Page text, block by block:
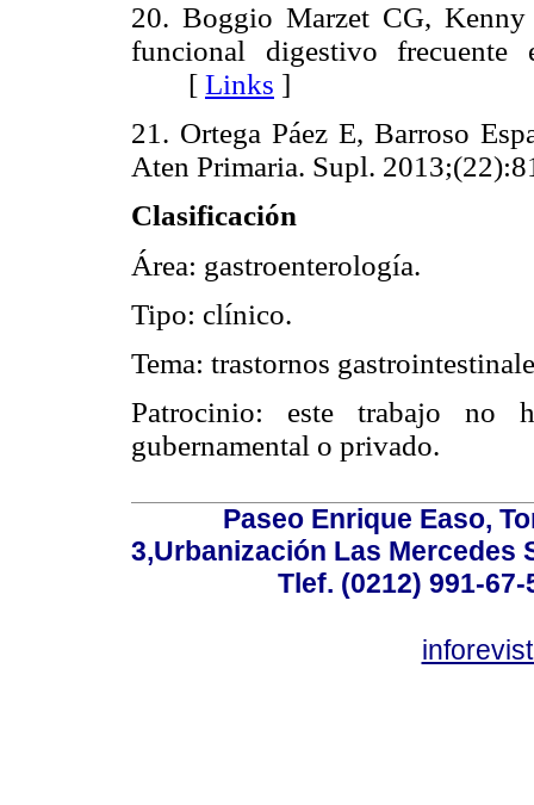
20. Boggio Marzet CG, Kenny
funcional digestivo
[ Links ]
21. Ortega Páez E, Barroso
Aten Primaria. Supl.
Clasificación
Área: gastroenterología.
Tipo: clínico.
Tema: trastornos
Patrocinio: este trabajo no
gubernamental o privado.
Paseo Enrique Easo,
3,Urbanización Las Mercedes
Tlef. (0212) 991-